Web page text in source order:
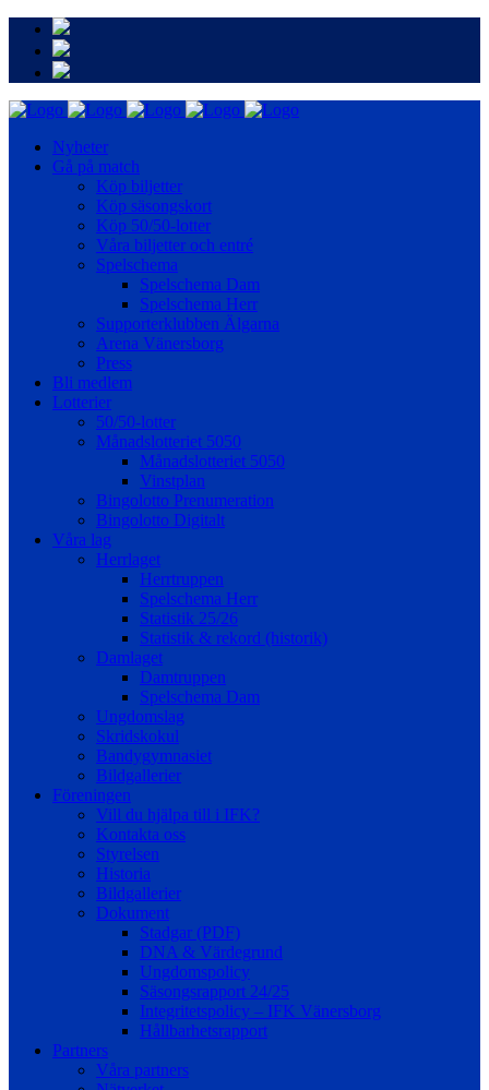
Nyheter
Gå på match
Köp biljetter
Köp säsongskort
Köp 50/50-lotter
Våra biljetter och entré
Spelschema
Spelschema Dam
Spelschema Herr
Supporterklubben Älgarna
Arena Vänersborg
Press
Bli medlem
Lotterier
50/50-lotter
Månadslotteriet 5050
Månadslotteriet 5050
Vinstplan
Bingolotto Prenumeration
Bingolotto Digitalt
Våra lag
Herrlaget
Herrtruppen
Spelschema Herr
Statistik 25/26
Statistik & rekord (historik)
Damlaget
Damtruppen
Spelschema Dam
Ungdomslag
Skridskokul
Bandygymnasiet
Bildgallerier
Föreningen
Vill du hjälpa till i IFK?
Kontakta oss
Styrelsen
Historia
Bildgallerier
Dokument
Stadgar (PDF)
DNA & Värdegrund
Ungdomspolicy
Säsongsrapport 24/25
Integritetspolicy – IFK Vänersborg
Hållbarhetsrapport
Partners
Våra partners